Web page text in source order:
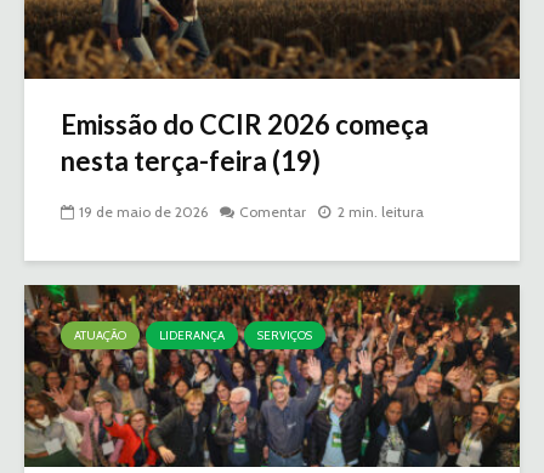
Emissão do CCIR 2026 começa
nesta terça-feira (19)
19 de maio de 2026 Comentar 2 min. leitura
ATUAÇÃO LIDERANÇA SERVIÇOS